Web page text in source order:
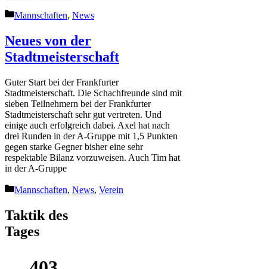
Kategorien
Mannschaften, News
Neues von der
Stadtmeisterschaft
Guter Start bei der Frankfurter
Stadtmeisterschaft. Die Schachfreunde sind mit
sieben Teilnehmern bei der Frankfurter
Stadtmeisterschaft sehr gut vertreten. Und
einige auch erfolgreich dabei. Axel hat nach
drei Runden in der A-Gruppe mit 1,5 Punkten
gegen starke Gegner bisher eine sehr
respektable Bilanz vorzuweisen. Auch Tim hat
in der A-Gruppe
Kategorien
Mannschaften, News, Verein
Taktik des
Tages